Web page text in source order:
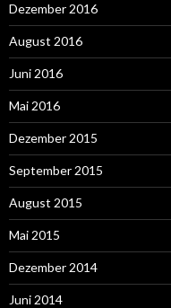
Dezember 2016
August 2016
Juni 2016
Mai 2016
Dezember 2015
September 2015
August 2015
Mai 2015
Dezember 2014
Juni 2014